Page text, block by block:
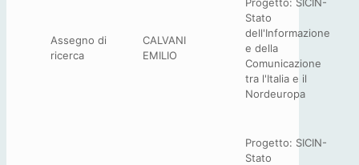
Assegno di
ricerca
CALVANI
EMILIO
Stato
dell'Informazione
e della
Comunicazione
tra l'Italia e il
Nordeuropa
Progetto: SICIN-
Stato